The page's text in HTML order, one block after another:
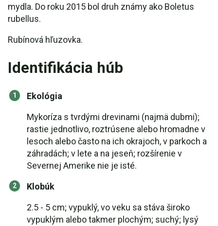
mydla. Do roku 2015 bol druh známy ako Boletus
rubellus.
Rubínová hľuzovka.
Identifikácia húb
Ekológia
Mykoríza s tvrdými drevinami (najmä dubmi);
rastie jednotlivo, roztrúsene alebo hromadne v
lesoch alebo často na ich okrajoch, v parkoch a
záhradách; v lete a na jeseň; rozšírenie v
Severnej Amerike nie je isté.
Klobúk
2.5 - 5 cm; vypuklý, vo veku sa stáva široko
vypuklým alebo takmer plochým; suchý; lysý